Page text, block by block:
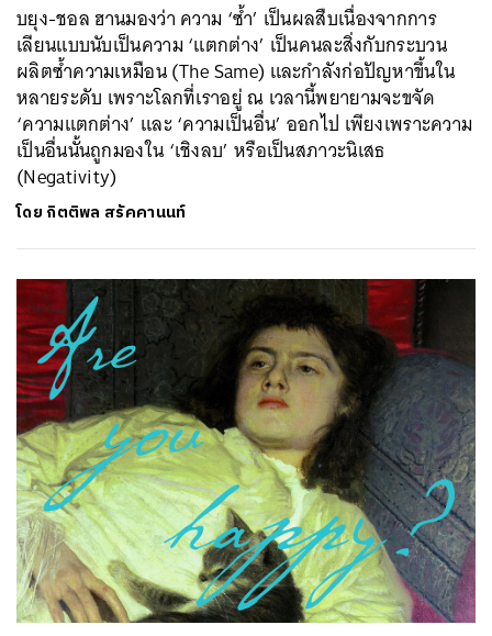
บยุง-ชอล ฮานมองว่า ความ ‘ซ้ำ’ เป็นผลสืบเนื่องจากการ
เลียนแบบนับเป็นความ ‘แตกต่าง’ เป็นคนละสิ่งกับกระบวน
ผลิตซ้ำความเหมือน (The Same) และกำลังก่อปัญหาขึ้นใน
หลายระดับ เพราะโลกที่เราอยู่ ณ เวลานี้พยายามจะขจัด
‘ความแตกต่าง’ และ ‘ความเป็นอื่น’ ออกไป เพียงเพราะความ
เป็นอื่นนั้นถูกมองใน ‘เชิงลบ’ หรือเป็นสภาวะนิเสธ
(Negativity)
โดย กิตติพล สรัคคานนท์